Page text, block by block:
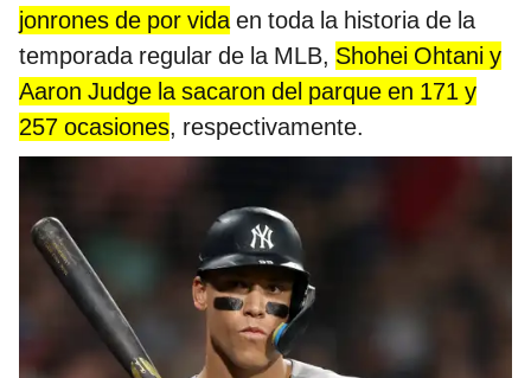
jonrones de por vida en toda la historia de la
temporada regular de la MLB, Shohei Ohtani y
Aaron Judge la sacaron del parque en 171 y
257 ocasiones, respectivamente.